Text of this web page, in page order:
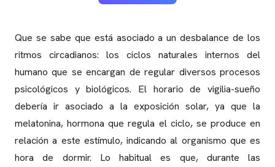
Que se sabe que está asociado a un desbalance de los
ritmos circadianos: los ciclos naturales internos del
humano que se encargan de regular diversos procesos
psicológicos y biológicos. El horario de vigilia-sueño
debería ir asociado a la exposición solar, ya que la
melatonina, hormona que regula el ciclo, se produce en
relación a este estímulo, indicando al organismo que es
hora de dormir. Lo habitual es que, durante las